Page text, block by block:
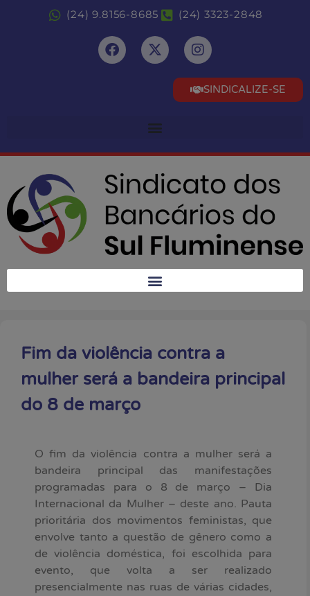
(24) 9.8156-8685 (24) 3323-2848
SINDICALIZE-SE
Fim da violência contra a
mulher será a bandeira principal
do 8 de março
O fim da violência contra a mulher será a
bandeira principal das manifestações
programadas para o 8 de março – Dia
Internacional da Mulher – deste ano. Pauta
prioritária dos movimentos feministas, que
envolve tanto a questão de gênero como a
de violência doméstica, foi escolhida para
evento, que volta a ser realizado
presencialmente nas ruas de várias cidades,